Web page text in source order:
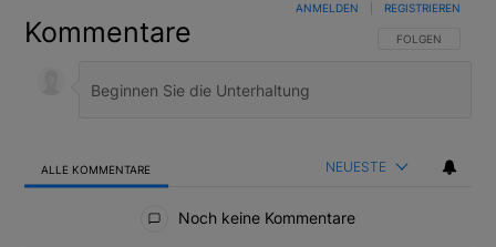
Kommentare FOLGE DIESER
FOLGEN
ANMELDEN REGISTRIEREN
ALLE KOMMENTARE NEUESTE
Noch keine Kommentare